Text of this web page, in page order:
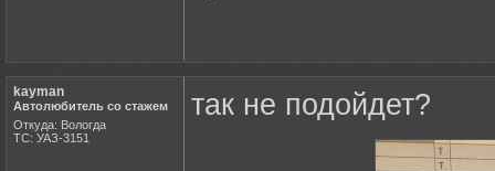
kayman
Автолюбитель со стажем
Откуда: Вологда
ТС: УАЗ-3151
так не подойдет?